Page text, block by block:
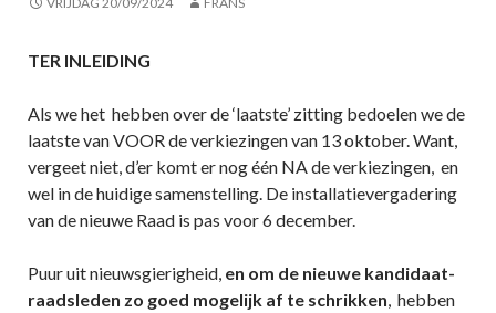
TER INLEIDING
Als we het hebben over de ‘laatste’ zitting bedoelen we de
laatste van VOOR de verkiezingen van 13 oktober. Want,
vergeet niet, d’er komt er nog één NA de verkiezingen, en
wel in de huidige samenstelling. De installatievergadering
van de nieuwe Raad is pas voor 6 december.
Puur uit nieuwsgierigheid, en om de nieuwe kandidaat-
raadsleden zo goed mogelijk af te schrikken, hebben